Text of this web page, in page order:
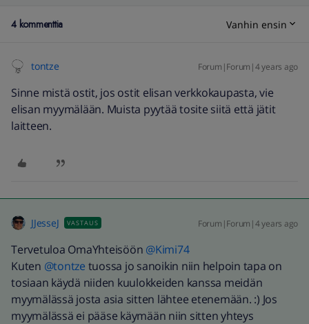
4 kommenttia Vanhin ensin
tontze Forum|Forum|4 years ago
Sinne mistä ostit, jos ostit elisan verkkokaupasta, vie
elisan myymälään. Muista pyytää tosite siitä että jätit
laitteen.
JJesseJ VASTAUS Forum|Forum|4 years ago
Tervetuloa OmaYhteisöön @Kimi74
Kuten @tontze tuossa jo sanoikin niin helpoin tapa on
tosiaan käydä niiden kuulokkeiden kanssa meidän
myymälässä josta asia sitten lähtee etenemään. :) Jos
myymälässä ei pääse käymään niin sitten yhteys